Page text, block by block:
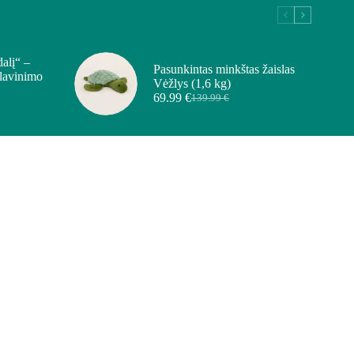
–
Pasunkintas minkštas žaislas
Vėžlys (1,6 kg)
139.99€
69.99 €